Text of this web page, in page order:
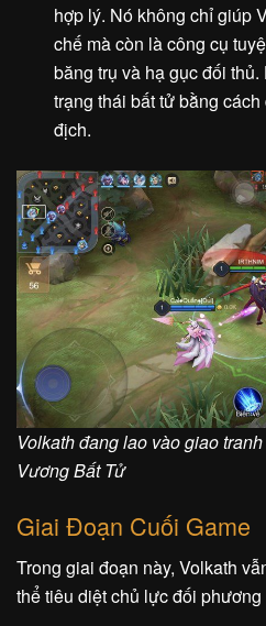
hợp lý. Nó không chỉ giúp
chế mà còn là công cụ
băng trụ và hạ gục đối
trạng thái bất tử bằng
địch.
Volkath đang lao vào giao
Vương Bất Tử
Giai Đoạn Cuối Game
Trong giai đoạn này, Volkath
thể tiêu diệt chủ lực đối